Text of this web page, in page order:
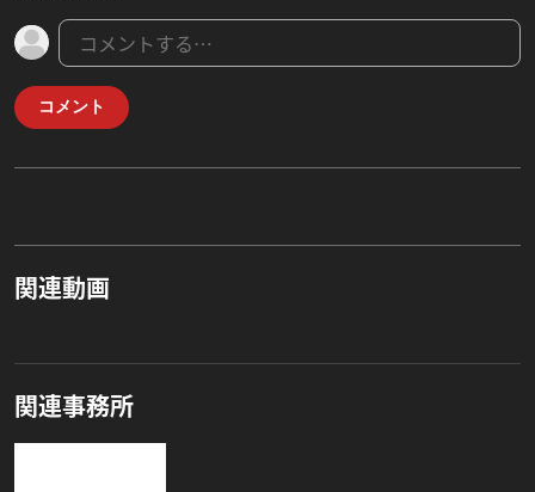
コメント
関連動画
関連事務所